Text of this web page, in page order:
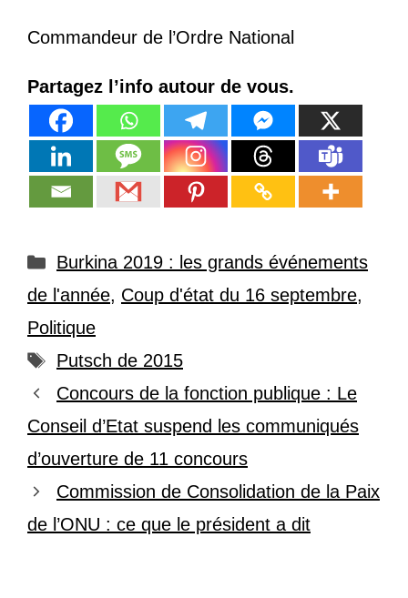
Commandeur de l’Ordre National
Partagez l’info autour de vous.
Catégories
Burkina 2019 : les grands événements
de l'année, Coup d'état du 16 septembre,
Politique
Étiquettes
Putsch de 2015
Concours de la fonction publique : Le
Conseil d’Etat suspend les communiqués
d’ouverture de 11 concours
Commission de Consolidation de la Paix
de l’ONU : ce que le président a dit